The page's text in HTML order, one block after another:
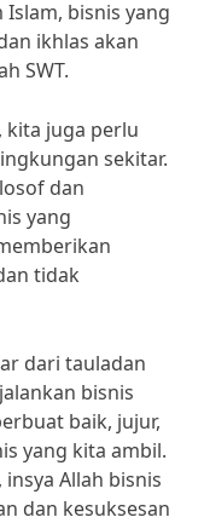
bisnis yang
ikhlas akan
SWT.
kita juga perlu
sekitar.
dan
yang
tidak
dari tauladan
bisnis
baik, jujur,
yang kita ambil.
Allah bisnis
dan kesuksesan